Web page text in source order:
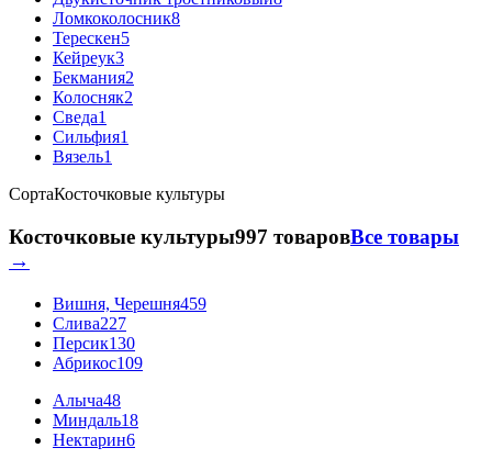
Ломкоколосник8
Терескен5
Кейреук3
Бекмания2
Колосняк2
Сведа1
Сильфия1
Вязель1
СортаКосточковые культуры
Косточковые культуры997 товаровВсе товары
→
Вишня, Черешня459
Слива227
Персик130
Абрикос109
Алыча48
Миндаль18
Нектарин6